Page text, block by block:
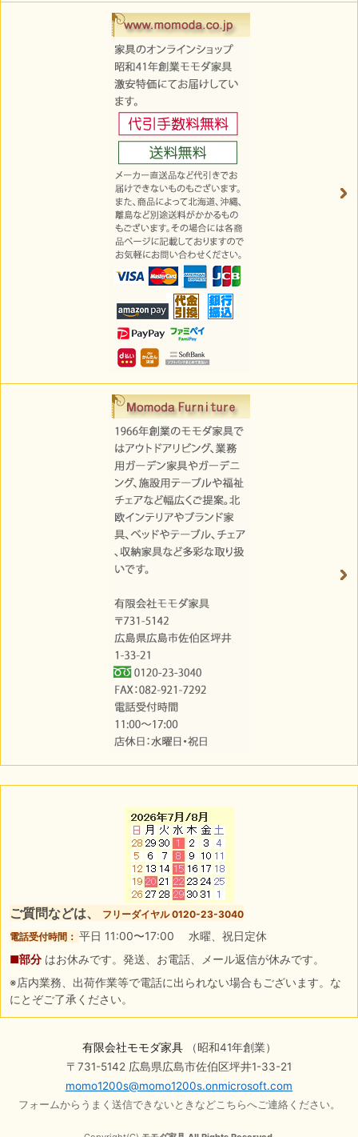
ご質問などは、
フリーダイヤル 0120-23-3040
電話受付時間： 平日 11:00〜17:00 水曜、祝日定休
■部分 はお休みです。発送、お電話、メール返信が休みです。
※店内業務、出荷作業等で電話に出られない場合もございます。な
にとぞご了承ください。
有限会社モモダ家具（昭和41年創業）
〒731-5142 広島県広島市佐伯区坪井1-33-21
momo1200s@momo1200s.onmicrosoft.com
フォームからうまく送信できないときなどこちらへご連絡ください。